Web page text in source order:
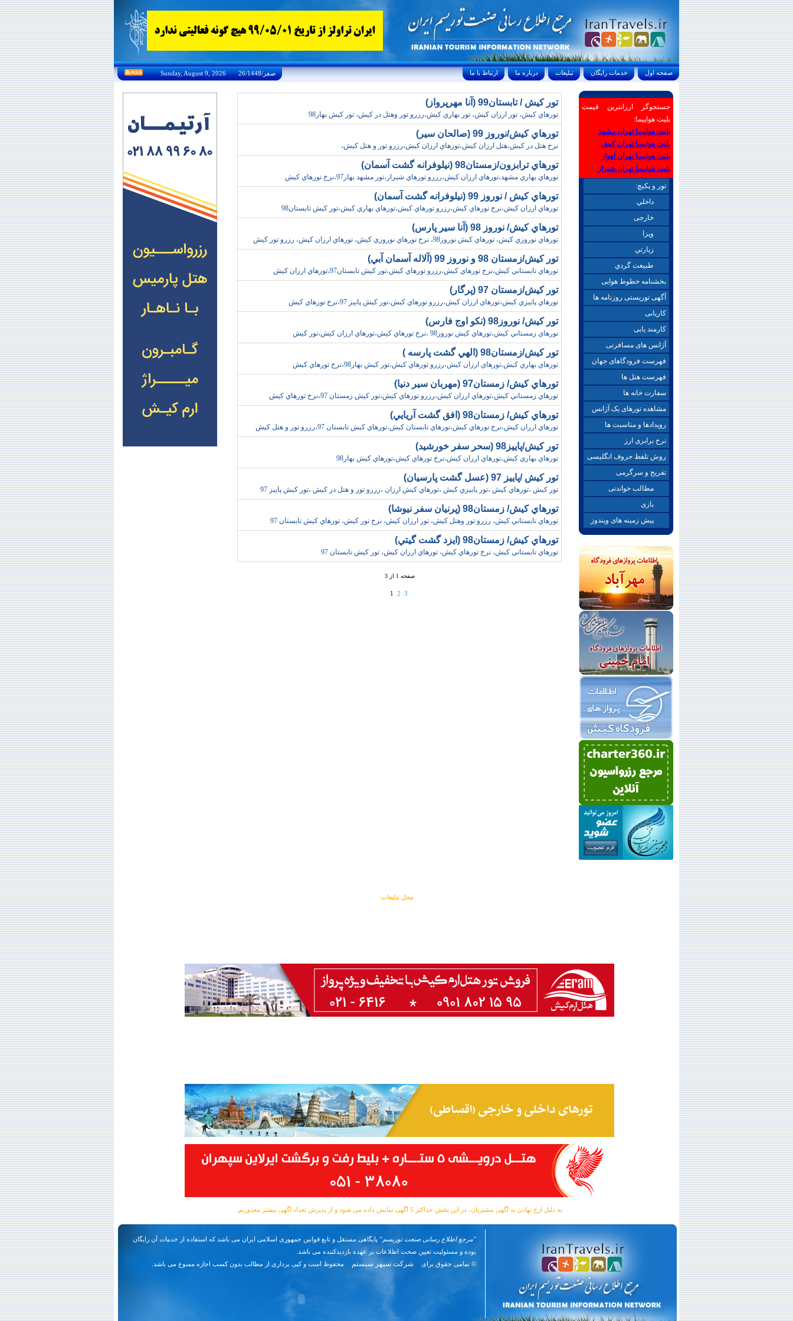
Sunday, August 9, 2026 26/صفر/1448 ارتباط با ما درباره ما تبليغات خدمات رايگان صفحه اول
تور کيش / تابستان99 (آنا مهرپرواز)
تورهاي کيش، تور ارزان کيش، تور بهاري کيش،رزرو تور وهتل در کيش، تور کيش بهار98
تورهاي کيش/نوروز 99 (صالحان سير)
نرخ هتل در کيش،هتل ارزان کيش،تورهاي ارزان کيش،رزرو تور و هتل کيش،
تورهاي ترابزون/زمستان98 (نيلوفرانه گشت آسمان)
تورهاي بهاري مشهد،تورهاي ارزان کيش،رزرو تورهاي شيراز،تور مشهد بهار97،نرخ تورهاي کيش
تورهاي کيش / نوروز 99 (نيلوفرانه گشت آسمان)
تورهاي ارزان کيش،نرخ تورهاي کيش،رزرو تورهاي کيش،تورهاي بهاري کيش،تور کيش تابستان98
تورهاي کيش/ نوروز 98 (آنا سير پارس)
تورهاي نوروزي کيش، تورهاي کيش نوروز98، نرخ تورهاي نوروزي کيش، تورهاي ارزان کيش، رزرو تور کيش
تور کيش/زمستان 98 و نوروز 99 (آلاله آسمان آبي)
تورهاي تابستاني کيش،نرخ تورهاي کيش،رزرو تورهاي کيش،تور کيش تابستان97،تورهاي ارزان کيش
تور کيش/زمستان 97 (پرگار)
تورهاي پاييزي کيش،تورهاي ارزان کيش،رزرو تورهاي کيش،تور کيش پاييز 97،نرخ تورهاي کيش
تور کيش/ نوروز98 (نکو اوج فارس)
تورهاي زمستاني کيش،تورهاي کيش نوروز98 ،نرخ تورهاي کيش،تورهاي ارزان کيش،تور کيش
تور کيش/زمستان98 (الهي گشت پارسه )
تورهاي بهاري کيش،تورهاي ارزان کيش،رزرو تورهاي کيش،تور کيش بهار98،نرخ تورهاي کيش
تورهاي کيش/ زمستان97 (مهربان سير دنيا)
تورهاي زمستاني کيش،تورهاي ارزان کيش،رزرو تورهاي کيش،تور کيش زمستان 97،نرخ تورهاي کيش
تورهاي کيش/ زمستان98 (افق گشت آريايي)
تورهاي ارزان کيش،نرخ تورهاي کيش،تورهاي تابستان کيش،تورهاي کيش تابستان 97،رزرو تور و هتل کيش
تور کيش/پاييز98 (سحر سفر خورشيد)
تورهاي بهاري کيش،تورهاي ارزان کيش،نرخ تورهاي کيش،تورهاي کيش بهار98
تور کيش /پاييز 97 (عسل گشت پارسيان)
تور کيش ،تورهاي کيش ،تور پاييزي کيش ،تورهاي کيش ارزان ،رزرو تور و هتل در کيش ،تور کيش پاييز 97
تورهاي کيش/ زمستان98 (پرنيان سفر نيوشا)
تورهاي تابستاني کيش، رزرو تور وهتل کيش، تور ارزان کيش، نرخ تور کيش، تورهاي کيش تابستان 97
تورهاي کيش/ زمستان98 (ايزد گشت گيتي)
تورهاي تابستاني کيش، نرخ تورهاي کيش، تورهاي ارزان کيش، تور کيش تابستان 97
صفحه 1 از 3
1 2 3
جستجوگر ارزانترین قیمت
بلیت هواپیما:
بلیت هواپیما تهران مشهد
بلیت هواپیما تهران کیش
بلیت هواپیما تهران اهواز
بلیت هواپیما تهران شیراز
تور و پکیچ:
داخلي
خارجی
ويزا
زيارتي
طبيعت گردي
بخشنامه خطوط هوایی
آگهی توریستی روزنامه ها
کاریابی
کارمند یابی
آژانس های مسافرتی
فهرست فرودگاهای جهان
فهرست هتل ها
سفارت خانه ها
مشاهده تورهای یک آژانس
رویدادها و مناسبت ها
نرخ برابری ارز
روش تلفظ حروف انگلیسی
تفریح و سرگرمی
مطالب خواندنی
بازی
پیش زمینه های ویندوز
محل تبلیغات:
به دلیل ارج نهادن به آگهی مشتریان، در این بخش حداکثر 5 آگهی نمایش داده می شود و از پذیرش تعداد آگهی بیشتر معذوریم.
"مرجع اطلاع رسانی صنعت توریسم" پایگاهی مستقل و تابع قوانین جمهوری اسلامی ایران می باشد که استفاده از خدمات آن رایگان
بوده و مسئوليت تعیین صحت اطلاعات بر عهده بازدیدکننده می باشد.
© تمامی حقوق برای
شرکت سپهر سیستم محفوظ است و کپی برداری از مطالب بدون کسب اجازه ممنوع می باشد.